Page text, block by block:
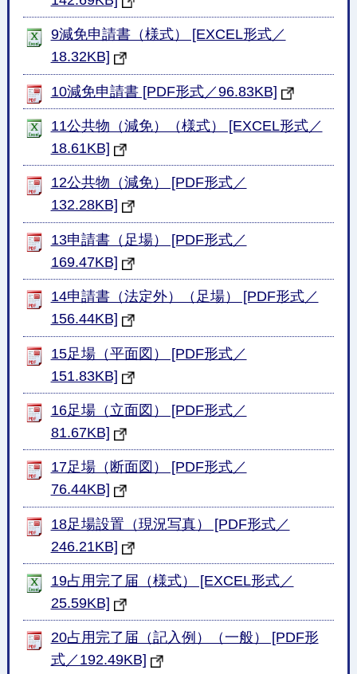
9減免申請書（様式） [EXCEL形式／
18.32KB]
10減免申請書 [PDF形式／96.83KB]
11公共物（減免）（様式） [EXCEL形式／
18.61KB]
12公共物（減免） [PDF形式／
132.28KB]
13申請書（足場） [PDF形式／
169.47KB]
14申請書（法定外）（足場） [PDF形式／
156.44KB]
15足場（平面図） [PDF形式／
151.83KB]
16足場（立面図） [PDF形式／
81.67KB]
17足場（断面図） [PDF形式／
76.44KB]
18足場設置（現況写真） [PDF形式／
246.21KB]
19占用完了届（様式） [EXCEL形式／
25.59KB]
20占用完了届（記入例）（一般） [PDF形
式／192.49KB]